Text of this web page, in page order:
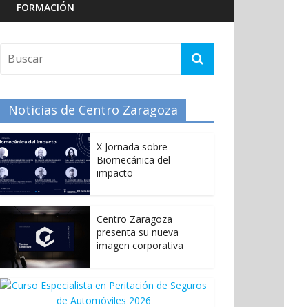
FORMACIÓN
Noticias de Centro Zaragoza
X Jornada sobre
Biomecánica del
impacto
Centro Zaragoza
presenta su nueva
imagen corporativa